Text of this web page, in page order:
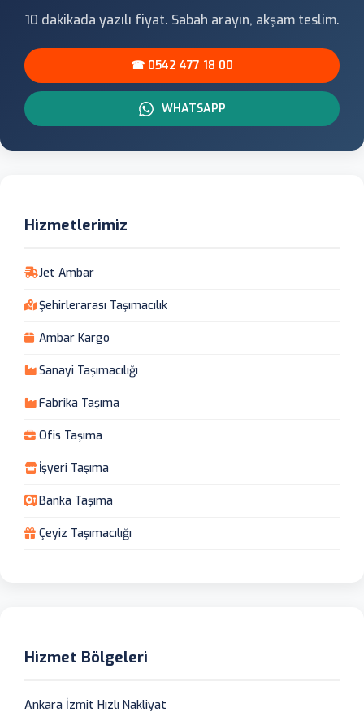
10 dakikada yazılı fiyat. Sabah arayın, akşam teslim.
☎ 0542 477 18 00
WHATSAPP
Hizmetlerimiz
Jet Ambar
Şehirlerarası Taşımacılık
Ambar Kargo
Sanayi Taşımacılığı
Fabrika Taşıma
Ofis Taşıma
İşyeri Taşıma
Banka Taşıma
Çeyiz Taşımacılığı
Hizmet Bölgeleri
Ankara İzmit Hızlı Nakliyat